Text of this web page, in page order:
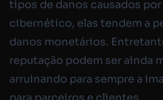
tipos de danos causados por
cibernético, elas tendem a
danos monetários.
reputação podem ser ainda
arruinando para sempre a